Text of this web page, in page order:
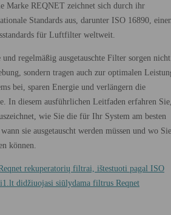
die ISO 16890-Zertifizierung für Filter wichtig?
Filter der REQNET-
selbst wechseln?
Marke REQNET zeichnet sich durch ihr
Standards aus, darunter ISO 16890,
für Luftfilter weltweit.
regelmäßig ausgetauschte Filter sorgen
sondern tragen auch zur optimalen
bei, sparen Energie und verlängern die
In diesem ausführlichen Leitfaden erfahren
wie Sie die für Ihr System am besten
sie ausgetauscht werden müssen und wo Sie
können.
rekuperatorių filtrai, ištestuoti pagal ISO
didžiuojasi siūlydama filtrus Reqnet